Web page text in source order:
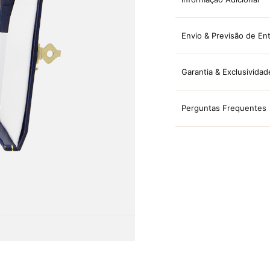
Envio & Previsão de
Garantia &
Perguntas Frequentes